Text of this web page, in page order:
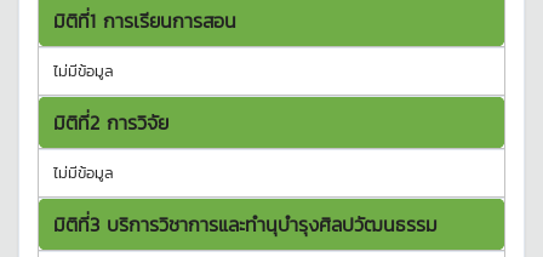
มิติที่1 การเรียนการสอน
ไม่มีข้อมูล
มิติที่2 การวิจัย
ไม่มีข้อมูล
มิติที่3 บริการวิชาการและทำนุบำรุงศิลปวัฒนธรรม